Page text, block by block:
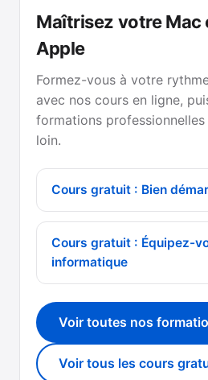
Maîtrisez votre Mac
Apple
Formez-vous à votre
avec nos cours en ligne,
formations
loin.
Cours gratuit : Bien
Cours gratuit : Équipez-
informatique
Voir toutes nos
Voir tous les cours